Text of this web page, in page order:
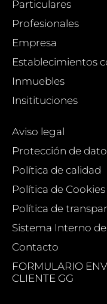
Particulares
Profesionales
Empresa
Establecimientos
Inmuebles
Insitituciones
Aviso legal
Protección de
Política de calidad
Política de Cookies
Política de
Sistema Interno
Contacto
FORMULARIO
CLIENTE GG